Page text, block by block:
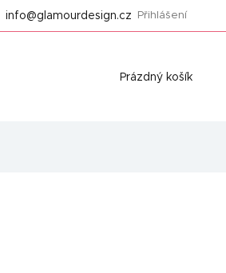
info@glamourdesign.cz Přihlášení
Nákupní
Prázdný košík